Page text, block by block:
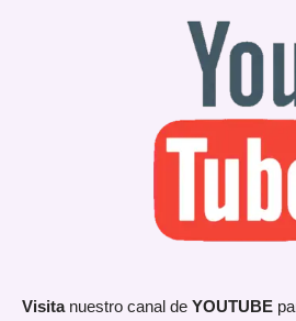
Visita nuestro canal de YOUTUBE